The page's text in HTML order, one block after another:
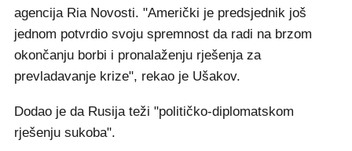
agencija Ria Novosti. "Američki je predsjednik još
jednom potvrdio svoju spremnost da radi na brzom
okončanju borbi i pronalaženju rješenja za
prevladavanje krize", rekao je Ušakov.
Dodao je da Rusija teži "političko-diplomatskom
rješenju sukoba".